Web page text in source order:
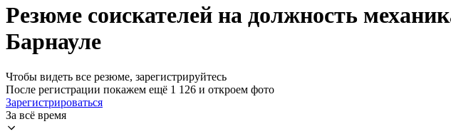
Резюме соискателей на должность
Барнауле
Чтобы видеть все резюме, зарегистрируйтесь
После регистрации покажем ещё 1 126 и откроем фото
Зарегистрироваться
За всё время